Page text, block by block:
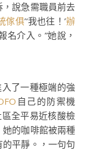
說急需職員前去
傢俱’‘我也往！’辦
名介入。”她說，
了一種極端的強
自己的防禦機
全平易近核酸檢
的咖啡館被兩種
平靜。，一句句